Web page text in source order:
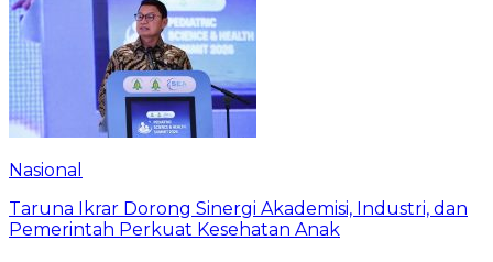
Nasional
Taruna Ikrar Dorong Sinergi Akademisi, Industri, dan
Pemerintah Perkuat Kesehatan Anak